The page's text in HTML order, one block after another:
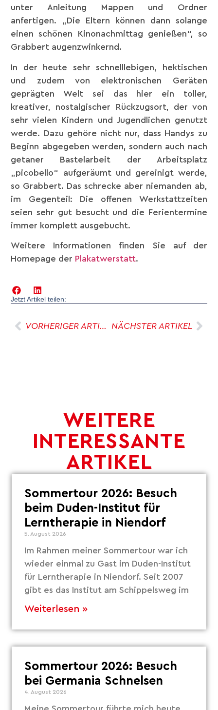
unter Anleitung Mappen und Ordner
anfertigen. „Die Eltern können dann solange
einen schönen Kinonachmittag genießen“, so
Grabbert augenzwinkernd.
In der heute sehr schnelllebigen, hektischen
und zudem von elektronischen Geräten
geprägten Welt sei das hier ein toller,
kreativer, nostalgischer Rückzugsort, der von
sehr vielen Kindern und Jugendlichen genutzt
werde. Dazu gehöre nicht nur, dass Handys zu
Beginn abgegeben werden, sondern auch nach
getaner Bastelarbeit der Arbeitsplatz
„picobello“ aufgeräumt und gereinigt werde,
so Grabbert. Das schrecke aber niemanden ab,
im Gegenteil: Die offenen Werkstattzeiten
seien sehr gut besucht und die Ferientermine
immer komplett ausgebucht.
Weitere Informationen finden Sie auf der
Homepage der Plakatwerstatt.
Jetzt Artikel teilen:
VORHERIGER ARTIKEL NÄCHSTER ARTIKEL
WEITERE
INTERESSANTE
ARTIKEL
Sommertour 2026: Besuch
beim Duden-Institut für
Lerntherapie in Niendorf
5. August 2026
Im Rahmen meiner Sommertour war ich
wieder einmal zu Gast im Duden-Institut
für Lerntherapie in Niendorf. Seit 2007
gibt es das Institut am Schippelsweg im
Weiterlesen »
Sommertour 2026: Besuch
bei Germania Schnelsen
4. August 2026